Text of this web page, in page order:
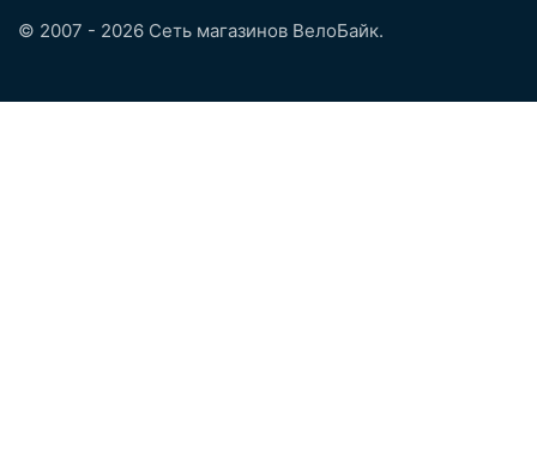
© 2007 - 2026 Сеть магазинов ВелоБайк.